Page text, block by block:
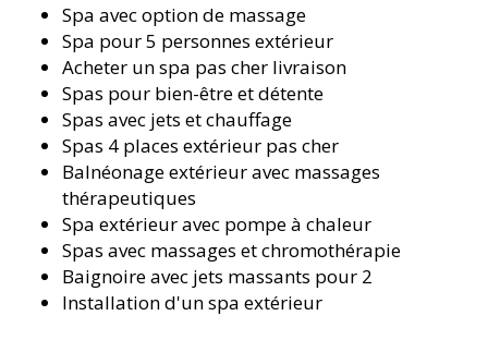
Spa avec option de massage
Spa pour 5 personnes extérieur
Acheter un spa pas cher livraison
Spas pour bien-être et détente
Spas avec jets et chauffage
Spas 4 places extérieur pas cher
Balnéonage extérieur avec massages
thérapeutiques
Spa extérieur avec pompe à chaleur
Spas avec massages et chromothérapie
Baignoire avec jets massants pour 2
Installation d'un spa extérieur